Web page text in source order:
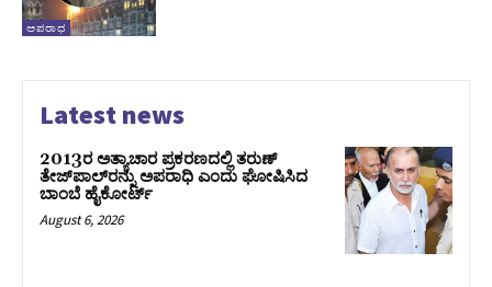
ಅಪರಾಧ
Latest news
2013ರ ಅತ್ಯಾಚಾರ ಪ್ರಕರಣದಲ್ಲಿ ತರುಣ್
ತೇಜ್‌ಪಾಲ್‌ರನ್ನು ಅಪರಾಧಿ ಎಂದು ಘೋಷಿಸಿದ
ಬಾಂಬೆ ಹೈಕೋರ್ಟ್
August 6, 2026